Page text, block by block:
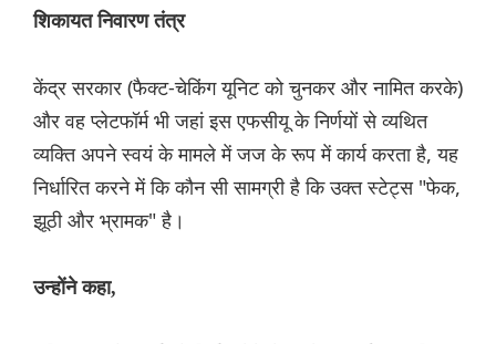
शिकायत निवारण तंत्र
केंद्र सरकार (फैक्ट-चेकिंग यूनिट को चुनकर और नामित करके)
और वह प्लेटफॉर्म भी जहां इस एफसीयू के निर्णयों से व्यथित
व्यक्ति अपने स्वयं के मामले में जज के रूप में कार्य करता है, यह
निर्धारित करने में कि कौन सी सामग्री है कि उक्त स्टेट्स "फेक,
झूठी और भ्रामक" है।
उन्होंने कहा,